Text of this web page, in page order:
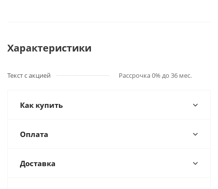
Характеристики
Текст с акцией Рассрочка 0% до 36 мес.
Как купить
Оплата
Доставка